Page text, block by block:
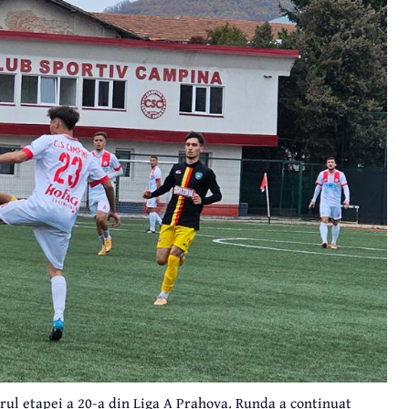
etapei a 20-a din Liga A Prahova. Runda a continuat